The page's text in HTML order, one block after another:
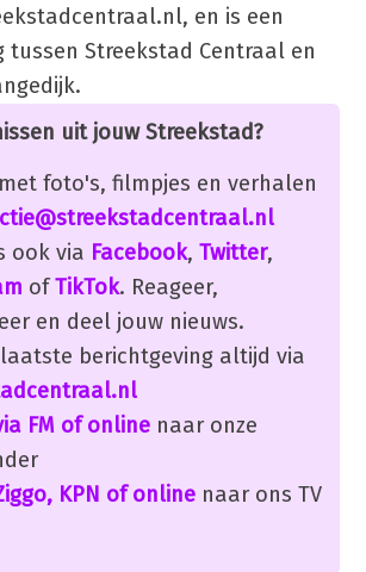
en is een
tussen Streekstad Centraal en
uit jouw Streekstad?
foto's, filmpjes en verhalen
ook via Facebook, Twitter,
ofTikTok. Reageer,
en deel jouw nieuws.
berichtgeving altijd via
FM of onlinenaar onze
KPN of onlinenaar ons TV